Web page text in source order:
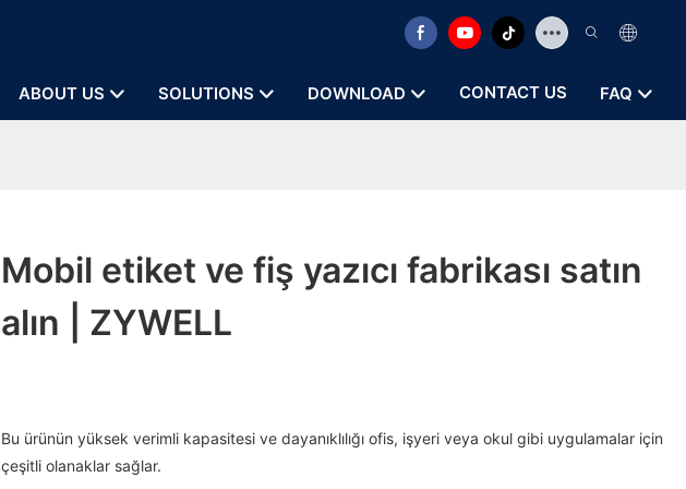
ABOUT US SOLUTIONS DOWNLOAD CONTACT US FAQ
Mobil etiket ve fiş yazıcı fabrikası satın
alın | ZYWELL
Bu ürünün yüksek verimli kapasitesi ve dayanıklılığı ofis, işyeri veya okul gibi uygulamalar için
çeşitli olanaklar sağlar.